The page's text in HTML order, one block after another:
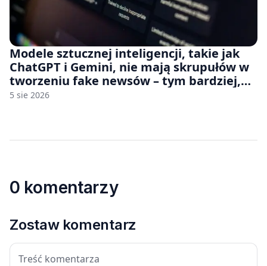
Modele sztucznej inteligencji, takie jak
ChatGPT i Gemini, nie mają skrupułów w
tworzeniu fake newsów – tym bardziej,
jeśli rozmawiasz z nimi po polsku
5 sie 2026
0 komentarzy
Zostaw komentarz